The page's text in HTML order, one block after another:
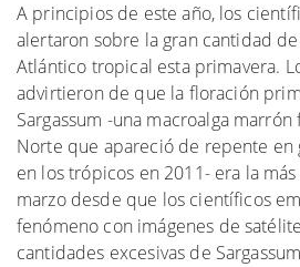
A principios de este año, los
alertaron sobre la gran cantidad
Atlántico tropical esta primavera.
advirtieron de que la floración
Sargassum -una macroalga
Norte que apareció de repente en
en los trópicos en 2011- era la
marzo desde que los científicos
fenómeno con imágenes de
cantidades excesivas de